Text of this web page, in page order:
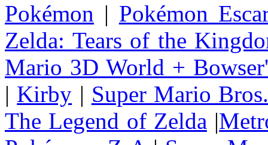
Pokémon | Pokémon
Zelda: Tears of the
Mario 3D World +
| Kirby | Super Mario
The Legend of Zelda |